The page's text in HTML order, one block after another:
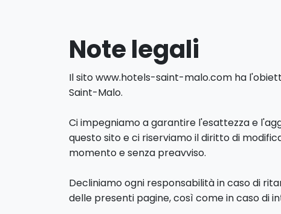
Note legali
Il sito www.hotels-saint-malo.com ha
Saint-Malo.
Ci impegniamo a garantire l'esattezza e
questo sito e ci riserviamo il diritto di
momento e senza preavviso.
Decliniamo ogni responsabilità in caso di
delle presenti pagine, così come in caso di